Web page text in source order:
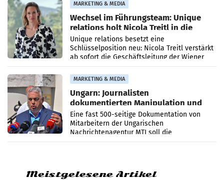
MARKETING & MEDIA
Wechsel im Führungsteam: Unique
relations holt Nicola Treitl in die
Geschäftsleitung
Unique relations besetzt eine
Schlüsselposition neu: Nicola Treitl verstärkt
ab sofort die Geschäftsleitung der Wiener
PR-Agentur an der Seite von Josef Kalina und
Anna Kalina-Mahr.
MARKETING & MEDIA
Ungarn: Journalisten
dokumentierten Manipulation und
Zensur
Eine fast 500-seitige Dokumentation von
Mitarbeitern der Ungarischen
Nachrichtenagentur MTI soll die
systematische Nachrichten-Manipulation und
Meistgelesene Artikel